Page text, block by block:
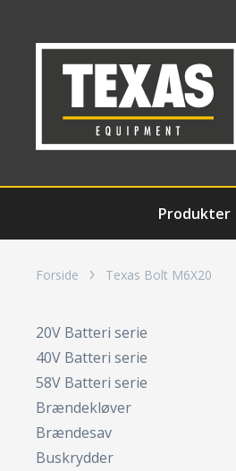
Produkter
Forside Texas Bolt M6X20
20V Batteri serie
40V Batteri serie
58V Batteri serie
Brændekløver
Brændesav
Buskrydder